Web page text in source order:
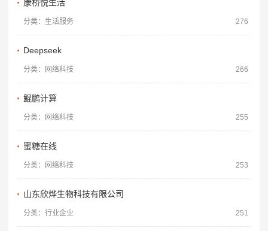
康桥悦生活
分类：生活服务 276
Deepseek
分类：网络科技 266
鲲鹏计算
分类：网络科技 255
蜜糖在线
分类：网络科技 253
山东欣烨生物科技有限公司
分类：行业企业 251